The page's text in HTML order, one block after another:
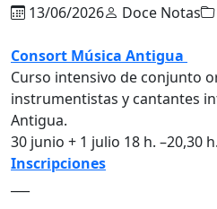
13/06/2026 Doce Notas
Consort Música Antigua
Curso intensivo de conjunto
instrumentistas y cantantes
Antigua.
30 junio + 1 julio 18 h. –20,30 h.
Inscripciones